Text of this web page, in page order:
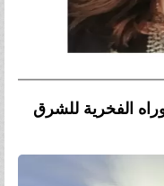
الفخرية للشرق